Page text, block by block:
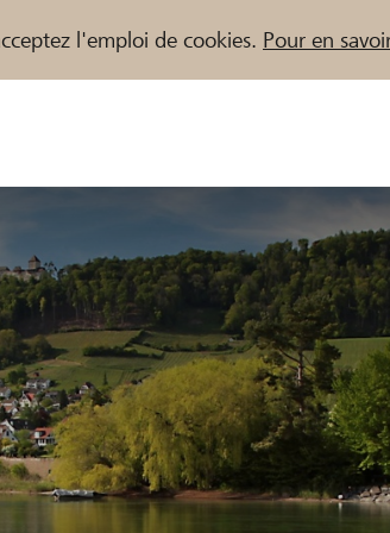
l'emploi de cookies. Pour en